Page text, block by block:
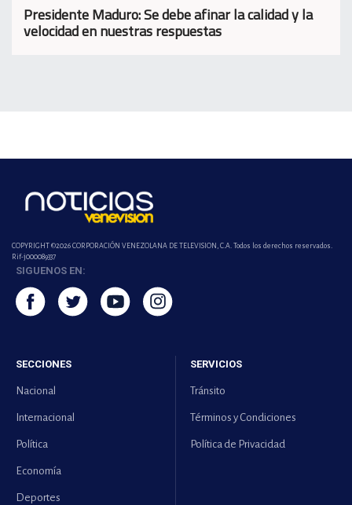
Presidente Maduro: Se debe afinar la calidad y la
velocidad en nuestras respuestas
COPYRIGHT ©2026 CORPORACIÓN VENEZOLANA DE TELEVISION, C.A. Todos los derechos reservados.
Rif-j000089337
SIGUENOS EN:
SECCIONES
Nacional
Internacional
Política
Economía
Deportes
SERVICIOS
Tránsito
Términos y Condiciones
Política de Privacidad